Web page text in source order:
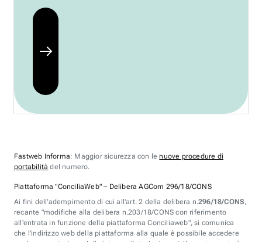
Fastweb Informa: Maggior sicurezza con lenuove procedure di
portabilità del numero.
Piattaforma "ConciliaWeb" – Delibera AGCom 296/18/CONS
Ai fini dell'adempimento di cui all'art. 2 della delibera n.296/18/CONS,
recante "modifiche alla delibera n.203/18/CONS con riferimento
all'entrata in funzione della piattaforma Conciliaweb", si comunica
che l'indirizzo web della piattaforma alla quale è possibile accedere